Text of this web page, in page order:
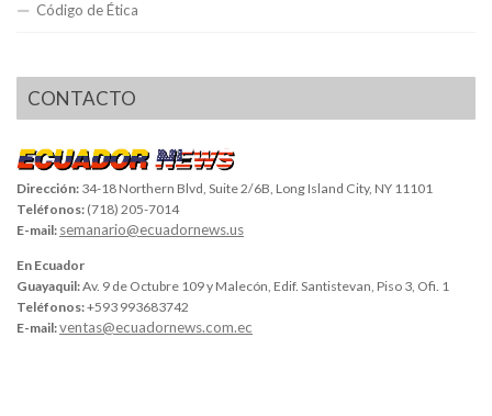
Código de Ética
CONTACTO
Dirección: 34-18 Northern Blvd, Suite 2/6B, Long Island City, NY 11101
Teléfonos: (718) 205-7014
E-mail: semanario@ecuadornews.us
En Ecuador
Guayaquil:Av. 9 de Octubre 109 y Malecón, Edif. Santistevan, Piso 3, Ofi. 1
Teléfonos:+593 993683742
E-mail:ventas@ecuadornews.com.ec